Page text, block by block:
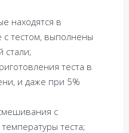
находятся в
с тестом, выполнены
теста в
и даже при 5%
с
теста;